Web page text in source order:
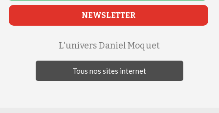
NEWSLETTER
L'univers Daniel Moquet
Tous nos sites internet